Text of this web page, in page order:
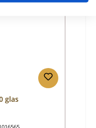
glas